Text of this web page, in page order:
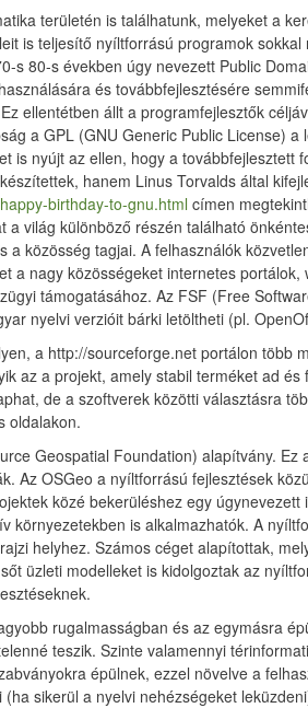
területén is találhatunk, melyeket a
is teljesítő nyíltforrású programok
80-s években úgy nevezett Public
és továbbfejlesztésére
ellentétben állt a programfejlesztők
a GPL (GNU Generic Public License)
nyújt az ellen, hogy a továbbfejlesztett
hanem Linus Torvalds által
birthday-to-gnu.html címen
világ különböző részén található
közösség tagjai. A felhasználók
a nagy közösségeket internetes portálok,
támogatásához. Az FSF (Free
nyelvi verzióit bárki letöltheti (pl.
a http://sourceforge.net portálon több
az a projekt, amely stabil terméket ad és
de a szoftverek közötti választásra
oldalakon.
Geospatial Foundation) alapítvány. Ez
Az OSGeo a nyíltforrású fejlesztések
közé bekerüléshez egy
környezetekben is alkalmazhatók. A
helyhez. Számos céget alapítottak,
üzleti modelleket is kidolgoztak az
rugalmasságban és az egymásra
teszik. Szinte valamennyi
épülnek, ezzel növelve a
sikerül a nyelvi nehézségeket